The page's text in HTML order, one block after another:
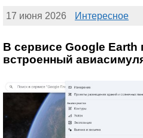
17 июня 2026 Интересное
В сервисе Google Earth
встроенный